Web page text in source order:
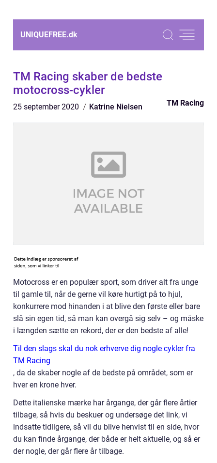
UNIQUEFREE.dk
TM Racing skaber de bedste
motocross-cykler
25 september 2020 Katrine Nielsen TM Racing
Motocross er en populær sport, som driver alt fra unge
til gamle til, når de gerne vil køre hurtigt på to hjul,
konkurrere mod hinanden i at blive den første eller bare
slå sin egen tid, så man kan overgå sig selv – og måske
i længden sætte en rekord, der er den bedste af alle!
Til den slags skal du nok erhverve dig nogle cykler fra
TM Racing
, da de skaber nogle af de bedste på området, som er
hver en krone hver.
Dette italienske mærke har årgange, der går flere årtier
tilbage, så hvis du beskuer og undersøge det link, vi
indsatte tidligere, så vil du blive henvist til en side, hvor
du kan finde årgange, der både er helt aktuelle, og så er
der nogle, der går flere år tilbage.